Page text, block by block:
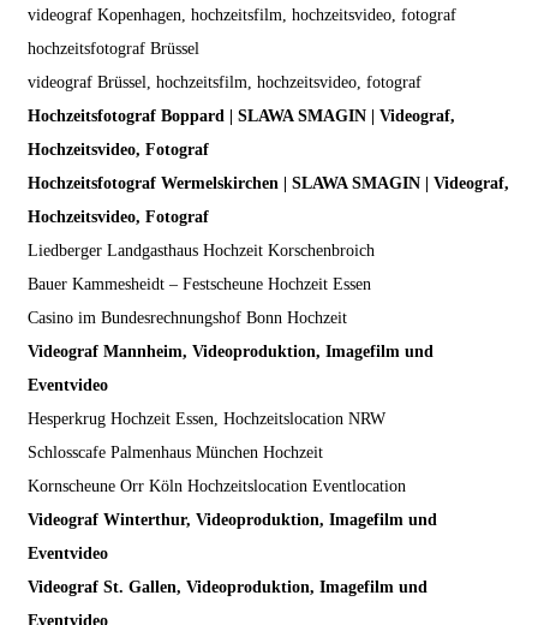
videograf Kopenhagen, hochzeitsfilm, hochzeitsvideo, fotograf
hochzeitsfotograf Brüssel
videograf Brüssel, hochzeitsfilm, hochzeitsvideo, fotograf
Hochzeitsfotograf Boppard | SLAWA SMAGIN | Videograf,
Hochzeitsvideo, Fotograf
Hochzeitsfotograf Wermelskirchen | SLAWA SMAGIN | Videograf,
Hochzeitsvideo, Fotograf
Liedberger Landgasthaus Hochzeit Korschenbroich
Bauer Kammesheidt – Festscheune Hochzeit Essen
Casino im Bundesrechnungshof Bonn Hochzeit
Videograf Mannheim, Videoproduktion, Imagefilm und
Eventvideo
Hesperkrug Hochzeit Essen, Hochzeitslocation NRW
Schlosscafe Palmenhaus München Hochzeit
Kornscheune Orr Köln Hochzeitslocation Eventlocation
Videograf Winterthur, Videoproduktion, Imagefilm und
Eventvideo
Videograf St. Gallen, Videoproduktion, Imagefilm und
Eventvideo